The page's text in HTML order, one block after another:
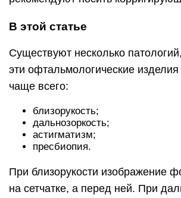
В этой статье
Существуют несколько
эти офтальмологические
чаще всего:
близорукость;
дальнозоркость;
астигматизм;
пресбиопия.
При близорукости изображение
на сетчатке, а перед ней. При